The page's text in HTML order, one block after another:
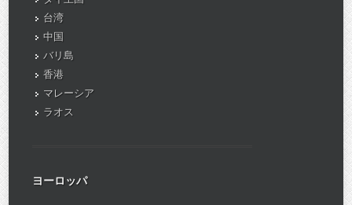
台湾
中国
バリ島
香港
マレーシア
ラオス
ヨーロッパ